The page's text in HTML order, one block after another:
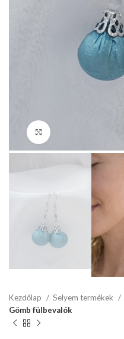
Kezdőlap Selyem termékek
Gömb fülbevalók